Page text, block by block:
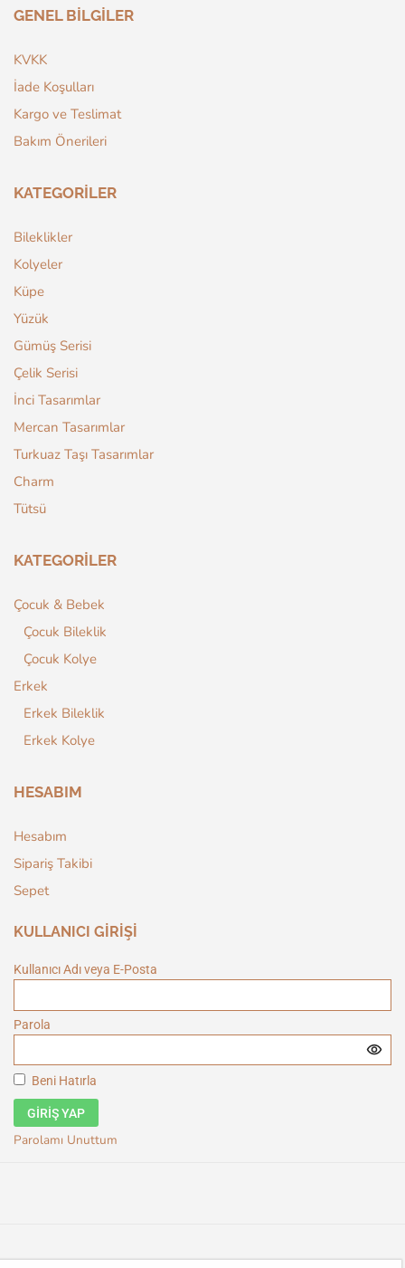
GENEL BILGILER
KVKK
İade Koşulları
Kargo ve Teslimat
Bakım Önerileri
KATEGORILER
Bileklikler
Kolyeler
Küpe
Yüzük
Gümüş Serisi
Çelik Serisi
İnci Tasarımlar
Mercan Tasarımlar
Turkuaz Taşı Tasarımlar
Charm
Tütsü
KATEGORILER
Çocuk & Bebek
Çocuk Bileklik
Çocuk Kolye
Erkek
Erkek Bileklik
Erkek Kolye
HESABIM
Hesabım
Sipariş Takibi
Sepet
KULLANICI GİRİŞİ
Kullanıcı Adı veya E-Posta
Parola
Beni Hatırla
GIRIŞ YAP
Parolamı Unuttum